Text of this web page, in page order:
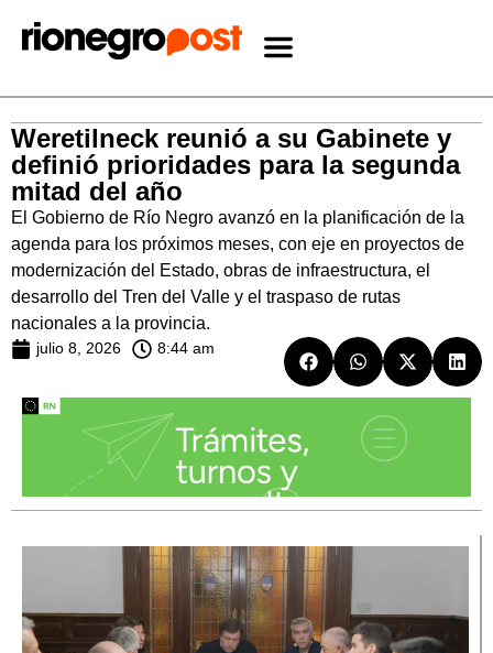
Weretilneck reunió a su Gabinete y
definió prioridades para la segunda
mitad del año
El Gobierno de Río Negro avanzó en la planificación de la
agenda para los próximos meses, con eje en proyectos de
modernización del Estado, obras de infraestructura, el
desarrollo del Tren del Valle y el traspaso de rutas
nacionales a la provincia.
julio 8, 2026 8:44 am